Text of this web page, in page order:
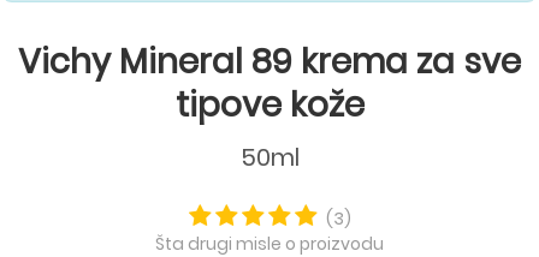
Vichy Mineral 89 krema za sve
tipove kože
50ml
(3)
Šta drugi misle o proizvodu